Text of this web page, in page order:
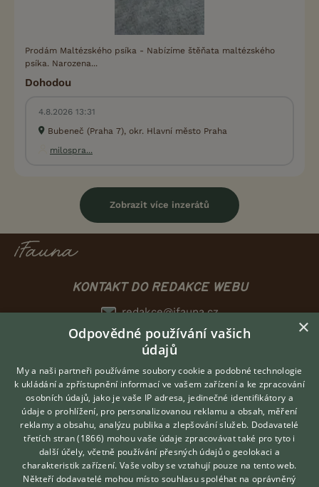
Prodám Maltézského psíka - Nabízíme štěňata maltézského
psíka. Narozena...
Dohodou
4.8.2026 13:31
Bubeneč (Praha 7), okr. Hlavní město Praha
milospra...
Zobrazit více inzerátů
KONTAKT DO REDAKCE WEBU
redakce@ifauna.cz
nonstop
DOMOVSKÁ STRÁNKA
INZERCE
DISKUSE
ČLÁNKY
CHOVATELSKÉ STANICE
Hledáte zvířecího kamaráda?
Zdarma vám poradí
VETERINÁŘ ONLINE
×
Odpovědné používání vašich
údajů
My a naši partneři používáme soubory cookie a podobné technologie
k ukládání a zpřístupnění informací ve vašem zařízení a ke zpracování
osobních údajů, jako je vaše IP adresa, jedinečné identifikátory a
údaje o prohlížení, pro personalizovanou reklamu a obsah, měření
reklamy a obsahu, analýzu publika a zlepšování služeb. Dodavatelé
třetích stran (1866) mohou vaše údaje zpracovávat také pro tyto i
další účely, včetně používání přesných údajů o geolokaci a
charakteristik zařízení. Vaše volby se vztahují pouze na tento web.
Někteří dodavatelé mohou místo souhlasu spoléhat na oprávněný